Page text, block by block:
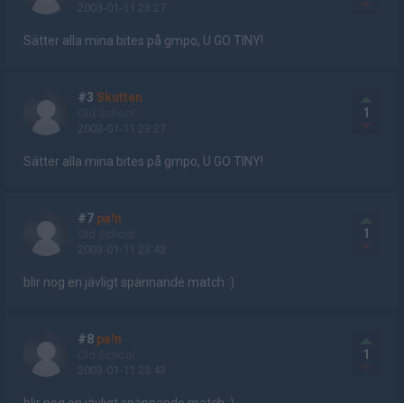
2003-01-11 23:27
Sätter alla mina bites på gmpo, U GO TINY!
#3 Skutten
2003-01-11 23:27
1
Sätter alla mina bites på gmpo, U GO TINY!
#7 pa!n
2003-01-11 23:43
1
blir nog en jävligt spännande match :)
#8 pa!n
2003-01-11 23:43
1